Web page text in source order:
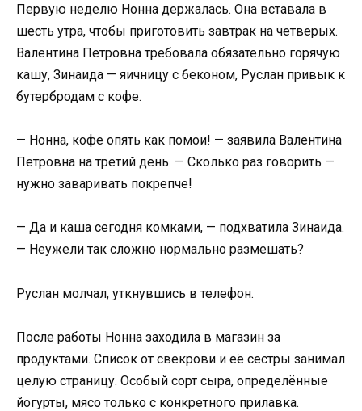
Первую неделю Нонна держалась. Она вставала в
шесть утра, чтобы приготовить завтрак на четверых.
Валентина Петровна требовала обязательно горячую
кашу, Зинаида — яичницу с беконом, Руслан привык к
бутербродам с кофе.
— Нонна, кофе опять как помои! — заявила Валентина
Петровна на третий день. — Сколько раз говорить —
нужно заваривать покрепче!
— Да и каша сегодня комками, — подхватила Зинаида.
— Неужели так сложно нормально размешать?
Руслан молчал, уткнувшись в телефон.
После работы Нонна заходила в магазин за
продуктами. Список от свекрови и её сестры занимал
целую страницу. Особый сорт сыра, определённые
йогурты, мясо только с конкретного прилавка.